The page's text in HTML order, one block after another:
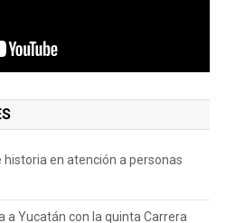
en atención a personas
a Yucatán con la quinta Carrera